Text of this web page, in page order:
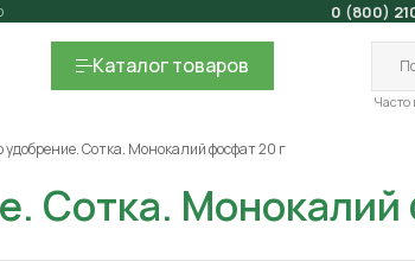
0 (800)
Каталогтоваров
Часто
удобрение. Сотка. Монокалий фосфат 20 г
Сотка. Монокалий